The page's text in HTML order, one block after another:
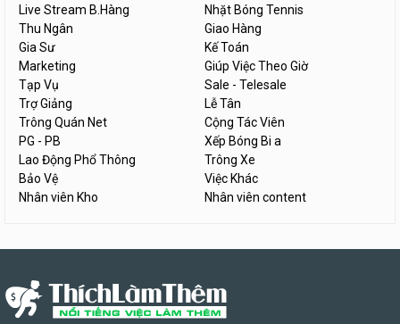
Live Stream B.Hàng
Nhặt Bóng Tennis
Thu Ngân
Giao Hàng
Gia Sư
Kế Toán
Marketing
Giúp Việc Theo Giờ
Tạp Vụ
Sale - Telesale
Trợ Giảng
Lễ Tân
Trông Quán Net
Cộng Tác Viên
PG - PB
Xếp Bóng Bi a
Lao Động Phổ Thông
Trông Xe
Bảo Vệ
Việc Khác
Nhân viên Kho
Nhân viên content